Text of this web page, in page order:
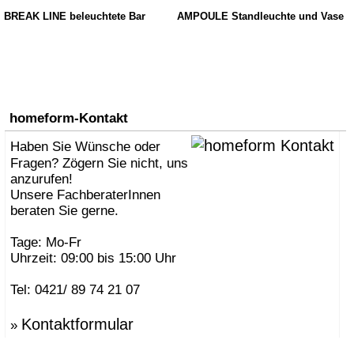
BREAK LINE beleuchtete Bar AMPOULE Standleuchte und Vase
homeform-Kontakt
Haben Sie Wünsche oder
Fragen? Zögern Sie nicht, uns
anzurufen!
Unsere FachberaterInnen
beraten Sie gerne.
Tage: Mo-Fr
Uhrzeit: 09:00 bis 15:00 Uhr
Tel: 0421/ 89 74 21 07
» Kontaktformular